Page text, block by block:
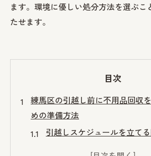
ます。環境に優しい処分方法を選ぶこ
たせます。
目次
練馬区の引越し前に不用品回収
めの準備方法
引越しスケジュールを立て